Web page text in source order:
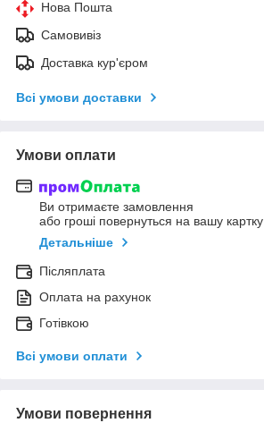
Нова Пошта
Самовивіз
Доставка кур'єром
Всі умови доставки
Умови оплати
Ви отримаєте замовлення
або гроші повернуться на вашу картку
Детальніше
Післяплата
Оплата на рахунок
Готівкою
Всі умови оплати
Умови повернення